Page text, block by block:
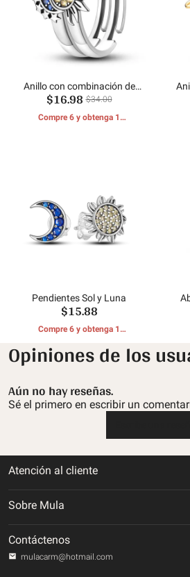
Anillo con combinación de
sol, luna y estrella
$16.98 $34.00
Compre 6 y obtenga 1
Pendientes Sol y Luna
$15.88
Compre 6 y obtenga 1
Opiniones de los
Aún no hay reseñas.
Sé el primero en escribir un
Atención al cliente
Política de privacidad
Sobre Mula
Rastrea tu orden
Contáctenos
mulacarm@hotmail.com